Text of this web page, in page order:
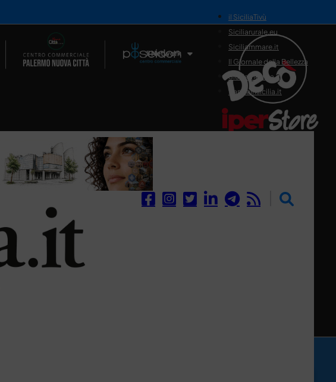
Il Network
il SiciliaTivù
Siciliarurale.eu
Siciliammare.it
Il Giornale della Bellezza
Siciliamedica.it
Sanitainsicilia.it